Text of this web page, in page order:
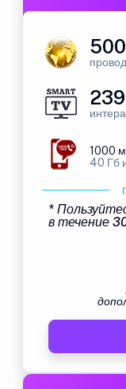
500
239
1000
40 Гб
*
в течение